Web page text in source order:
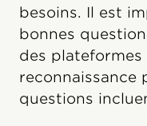
besoins. Il est
bonnes
des
reconnaissance
questions